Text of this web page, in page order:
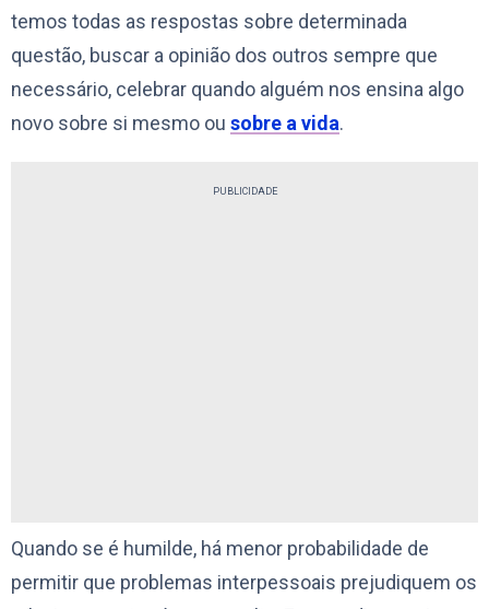
temos todas as respostas sobre determinada
questão, buscar a opinião dos outros sempre que
necessário, celebrar quando alguém nos ensina algo
novo sobre si mesmo ou sobre a vida.
PUBLICIDADE
Quando se é humilde, há menor probabilidade de
permitir que problemas interpessoais prejudiquem os